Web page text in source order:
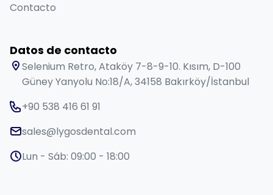
Contacto
Datos de contacto
Selenium Retro, Ataköy 7-8-9-10. Kısım, D-100
Güney Yanyolu No:18/A, 34158 Bakırköy/İstanbul
+90 538 416 61 91
sales@lygosdental.com
Lun - Sáb: 09:00 - 18:00